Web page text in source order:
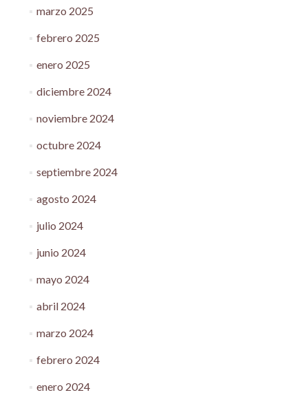
marzo 2025
febrero 2025
enero 2025
diciembre 2024
noviembre 2024
octubre 2024
septiembre 2024
agosto 2024
julio 2024
junio 2024
mayo 2024
abril 2024
marzo 2024
febrero 2024
enero 2024